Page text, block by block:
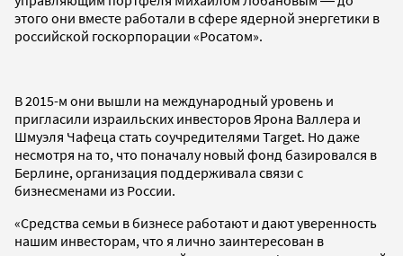
этого они вместе работали в сфере ядерной энергетики в
российской госкорпорации «Росатом».
В 2015-м они вышли на международный уровень и
пригласили израильских инвесторов Ярона Валлера и
Шмуэля Чафеца стать соучредителями Target. Но даже
несмотря на то, что поначалу новый фонд базировался в
Берлине, организация поддерживала связи с
бизнесменами из России.
«Средства семьи в бизнесе работают и дают уверенность
нашим инвесторам, что я лично заинтересован в